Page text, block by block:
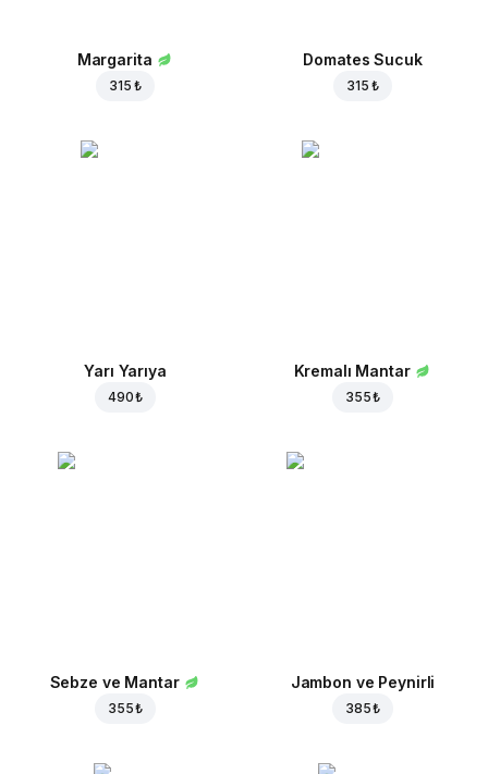
Margarita
315 ₺
Domates Sucuk
315 ₺
Yarı Yarıya
490 ₺
Kremalı Mantar
355 ₺
Sebze ve Mantar
355 ₺
Jambon ve Peynirli
385 ₺